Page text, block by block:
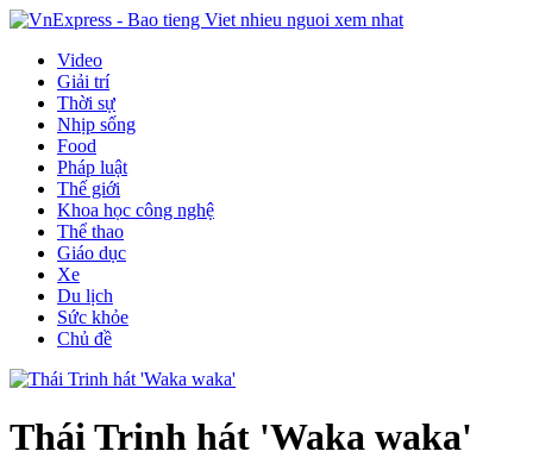
Video
Giải trí
Thời sự
Nhịp sống
Food
Pháp luật
Thế giới
Khoa học công nghệ
Thể thao
Giáo dục
Xe
Du lịch
Sức khỏe
Chủ đề
Thái Trinh hát 'Waka waka'